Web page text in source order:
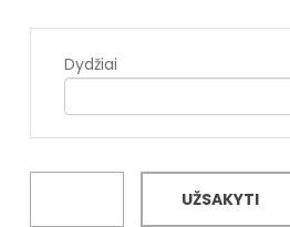
Dydžiai
UŽSAKYTI